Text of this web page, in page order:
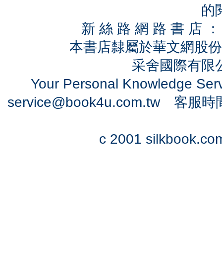
的
新 絲 路 網 路 書 店
本書店隸屬於華文網股
采舍國際有
Your Personal Knowledge
service@book4u.com.tw客服時
c 2001